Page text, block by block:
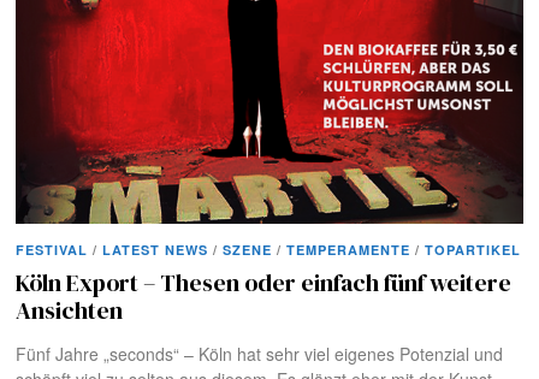
FESTIVAL / LATEST NEWS / SZENE / TEMPERAMENTE / TOPARTIKEL
Köln Export – Thesen oder einfach fünf weitere
Ansichten
Fünf Jahre „seconds“ – Köln hat sehr viel eigenes Potenzial und